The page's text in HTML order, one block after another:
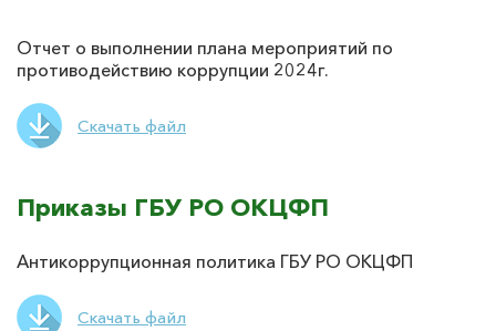
Отчет о выполнении плана мероприятий по
противодействию коррупции 2024г.
Скачать файл
Приказы ГБУ РО ОКЦФП
Антикоррупционная политика ГБУ РО ОКЦФП
Скачать файл